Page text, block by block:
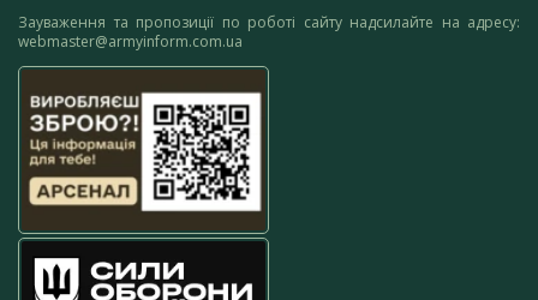
Зауваження та пропозиції по роботі сайту надсилайте на адресу:
webmaster@armyinform.com.ua